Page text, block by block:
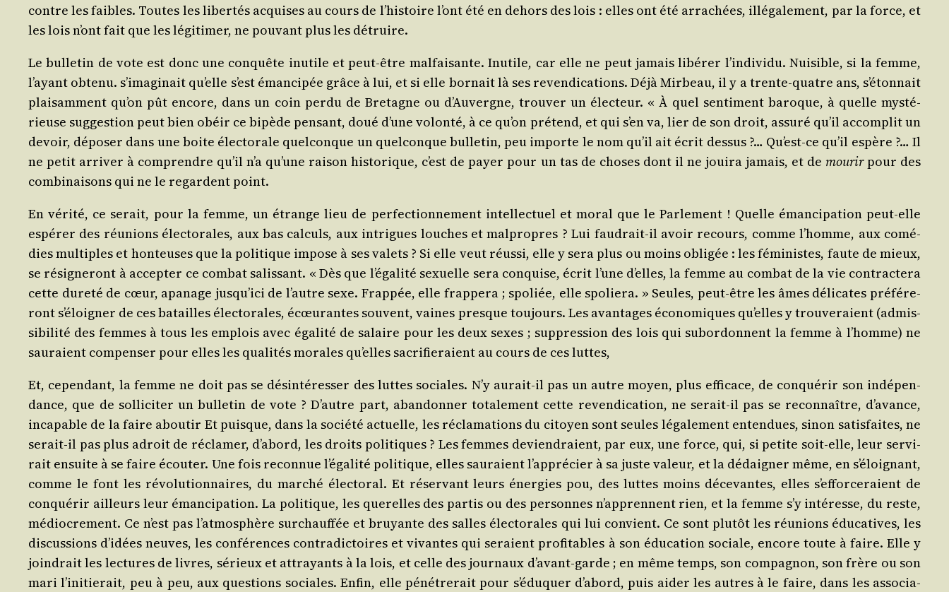
contre les faibles. Toutes les liber­tés acquises au cours de l’histoire l’ont été en dehors des lois : elles ont été arra­chées, illé­ga­le­ment, par la force, et
les lois n’ont fait que les légi­ti­mer, ne pou­vant plus les détruire.
Le bul­le­tin de vote est donc une conquête inutile et peut-être mal­fai­sante. Inutile, car elle ne peut jamais libé­rer l’individu. Nui­sible, si la femme,
l’ayant obte­nu. s’imaginait qu’elle s’est éman­ci­pée grâce à lui, et si elle bor­nait là ses reven­di­ca­tions. Déjà Mir­beau, il y a trente-quatre ans, s’étonnait
plai­sam­ment qu’on pût encore, dans un coin per­du de Bre­tagne ou d’Auvergne, trou­ver un élec­teur. « À quel sen­ti­ment baroque, à quelle mys­té­
rieuse sug­ges­tion peut bien obéir ce bipède pen­sant, doué d’une volon­té, à ce qu’on pré­tend, et qui s’en va, lier de son droit, assu­ré qu’il accom­plit un
devoir, dépo­ser dans une boite élec­to­rale quel­conque un quel­conque bul­le­tin, peu importe le nom qu’il ait écrit des­sus ?… Qu’est-ce qu’il espère ?… Il
ne petit arri­ver à com­prendre qu’il n’a qu’une rai­son his­to­rique, c’est de payer pour un tas de choses dont il ne joui­ra jamais, et de mou­rirpour des
com­bi­nai­sons qui ne le regardent point.
En véri­té, ce serait, pour la femme, un étrange lieu de per­fec­tion­ne­ment intel­lec­tuel et moral que le Par­le­ment ! Quelle éman­ci­pa­tion peut-elle
espé­rer des réunions élec­to­rales, aux bas cal­culs, aux intrigues louches et mal­propres ? Lui fau­drait-il avoir recours, comme l’homme, aux comé­
dies mul­tiples et hon­teuses que la poli­tique impose à ses valets ? Si elle veut réus­si, elle y sera plus ou moins obli­gée : les fémi­nistes, faute de mieux,
se rési­gne­ront à accep­ter ce com­bat salis­sant. « Dès que l’égalité sexuelle sera conquise, écrit l’une d’elles, la femme au com­bat de la vie contrac­te­ra
cette dure­té de cœur, apa­nage jusqu’ici de l’autre sexe. Frap­pée, elle frap­pe­ra ; spo­liée, elle spo­lie­ra. » Seules, peut-être les âmes déli­cates pré­fé­re­
ront s’éloigner de ces batailles élec­to­rales, écœu­rantes sou­vent, vaines presque tou­jours. Les avan­tages éco­no­miques qu’elles y trou­ve­raient (admis­
si­bi­li­té des femmes à tous les emplois avec éga­li­té de salaire pour les deux sexes ; sup­pres­sion des lois qui subor­donnent la femme à l’homme) ne
sau­raient com­pen­ser pour elles les qua­li­tés morales qu’elles sacri­fie­raient au cours de ces luttes,
Et, cepen­dant, la femme ne doit pas se dés­in­té­res­ser des luttes sociales. N’y aurait-il pas un autre moyen, plus effi­cace, de conqué­rir son indé­pen­
dance, que de sol­li­ci­ter un bul­le­tin de vote ? D’autre part, aban­don­ner tota­le­ment cette reven­di­ca­tion, ne serait-il pas se recon­naître, d’avance,
inca­pable de la faire abou­tir Et puisque, dans la socié­té actuelle, les récla­ma­tions du citoyen sont seules léga­le­ment enten­dues, sinon satis­faites, ne
serait-il pas plus adroit de récla­mer, d’abord, les droits poli­tiques ? Les femmes devien­draient, par eux, une force, qui, si petite soit-elle, leur ser­vi­
rait ensuite à se faire écou­ter. Une fois recon­nue l’égalité poli­tique, elles sau­raient l’apprécier à sa juste valeur, et la dédai­gner même, en s’éloignant,
comme le font les révo­lu­tion­naires, du mar­ché élec­to­ral. Et réser­vant leurs éner­gies pou, des luttes moins déce­vantes, elles s’efforceraient de
conqué­rir ailleurs leur éman­ci­pa­tion. La poli­tique, les que­relles des par­tis ou des per­sonnes n’apprennent rien, et la femme s’y inté­resse, du reste,
médio­cre­ment. Ce n’est pas l’atmosphère sur­chauf­fée et bruyante des salles élec­to­rales qui lui convient. Ce sont plu­tôt les réunions édu­ca­tives, les
dis­cus­sions d’idées neuves, les confé­rences contra­dic­toires et vivantes qui seraient pro­fi­tables à son édu­ca­tion sociale, encore toute à faire. Elle y
join­drait les lec­tures de livres, sérieux et attrayants à la lois, et celle des jour­naux d’avant-garde ; en même temps, son com­pa­gnon, son frère ou son
mari l’initierait, peu à peu, aux ques­tions sociales. Enfin, elle péné­tre­rait pour s’éduquer d’abord, puis aider les autres à le faire, dans les asso­cia­